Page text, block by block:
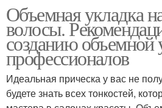
Объемная укладка
волосы.
созданию объемной
профессионалов
Идеальная прическа у вас не
будете знать всех тонкостей,